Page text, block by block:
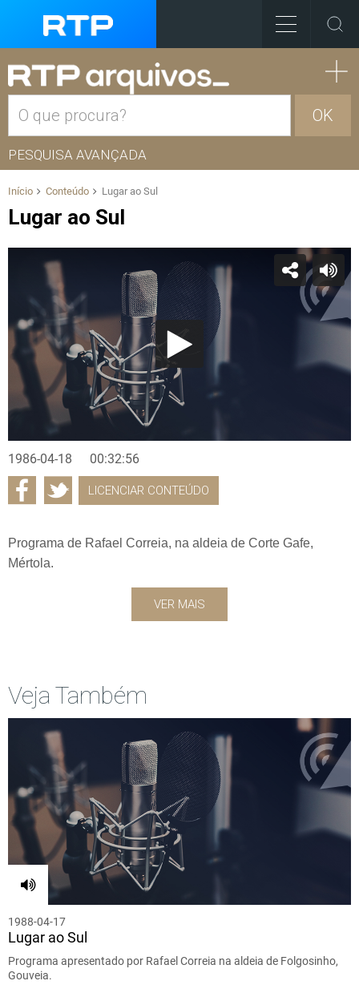
OK
PESQUISA AVANÇADA
Início Conteúdo Lugar ao Sul
Lugar ao Sul
1986-04-18 00:32:56
LICENCIAR CONTEÚDO
Programa de Rafael Correia, na aldeia de Corte Gafe,
Mértola.
VER MAIS
Veja Também
1988-04-17
Lugar ao Sul
Programa apresentado por Rafael Correia na aldeia de Folgosinho,
Gouveia.